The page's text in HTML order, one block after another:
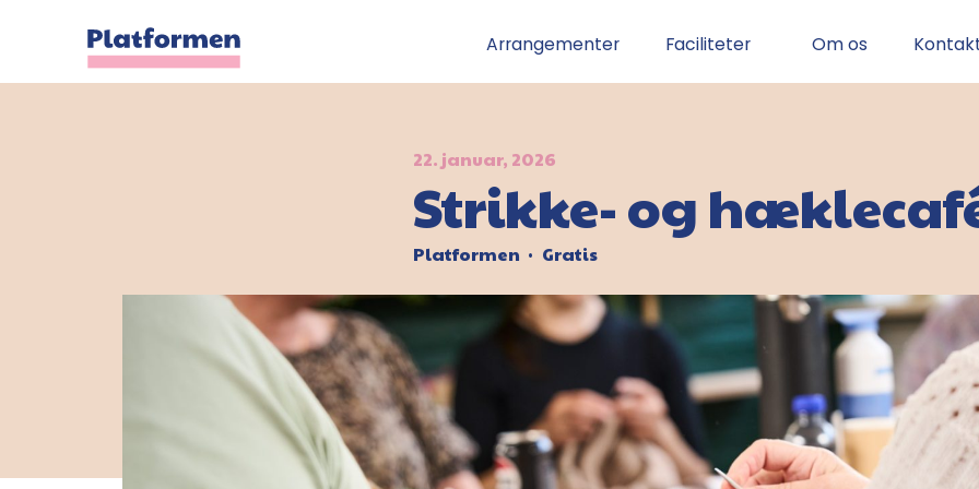
Arrangementer Faciliteter Om os
22. januar, 2026
Strikke- og
Platformen • Gratis